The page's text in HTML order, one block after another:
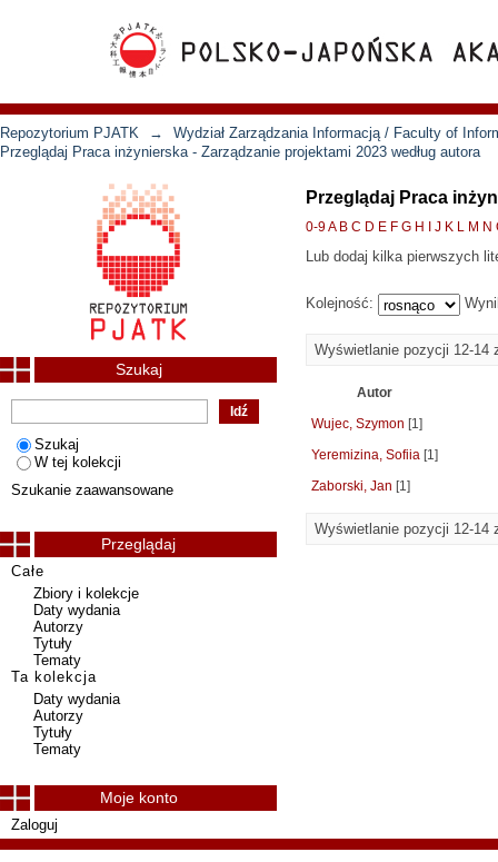
Repozytorium PJATK →
Wydział Zarządzania Informacją / Faculty of
Przeglądaj Praca inżynierska - Zarządzanie projektami 2023 według autora
Przeglądaj Praca
0-9A B C D E F G H J K L M N
Lub dodaj kilka pierwszych
Kolejność:
Wyświetlanie pozycji 12-14
Autor
Wujec, Szymon [1]
Yeremizina, Sofiia [1]
Zaborski, Jan [1]
Wyświetlanie pozycji 12-14
Szukaj
Szukaj
W tej kolekcji
Szukanie zaawansowane
Przeglądaj
Całe
Zbiory i kolekcje
Daty wydania
Autorzy
Tytuły
Tematy
Ta kolekcja
Daty wydania
Autorzy
Tytuły
Tematy
Moje konto
Zaloguj